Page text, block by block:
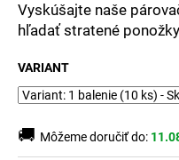
Vyskúšajte naše
hľadať stratené
VARIANT
🚚 Môžeme doručiť do: